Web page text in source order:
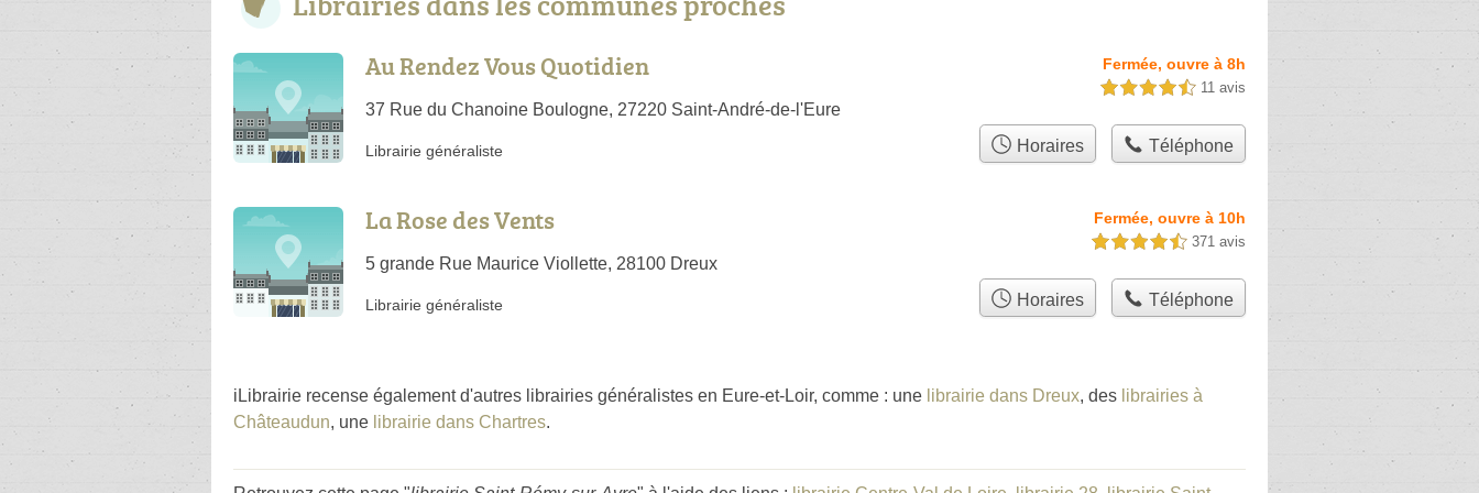
Au Rendez Vous Quotidien
37 Rue du Chanoine Boulogne, 27220 Saint-André-de-l'Eure
Fermée, ouvre à 8h
4,5 étoiles sur 5 11 avis
Librairie généraliste Horaires Téléphone
La Rose des Vents
5 grande Rue Maurice Viollette, 28100 Dreux
Fermée, ouvre à 10h
4,5 étoiles sur 5 371 avis
Librairie généraliste Horaires Téléphone
iLibrairie recense également d'autres librairies généralistes en Eure-et-Loir, comme : une librairie dans Dreux, des librairies à
Châteaudun, une librairie dans Chartres.